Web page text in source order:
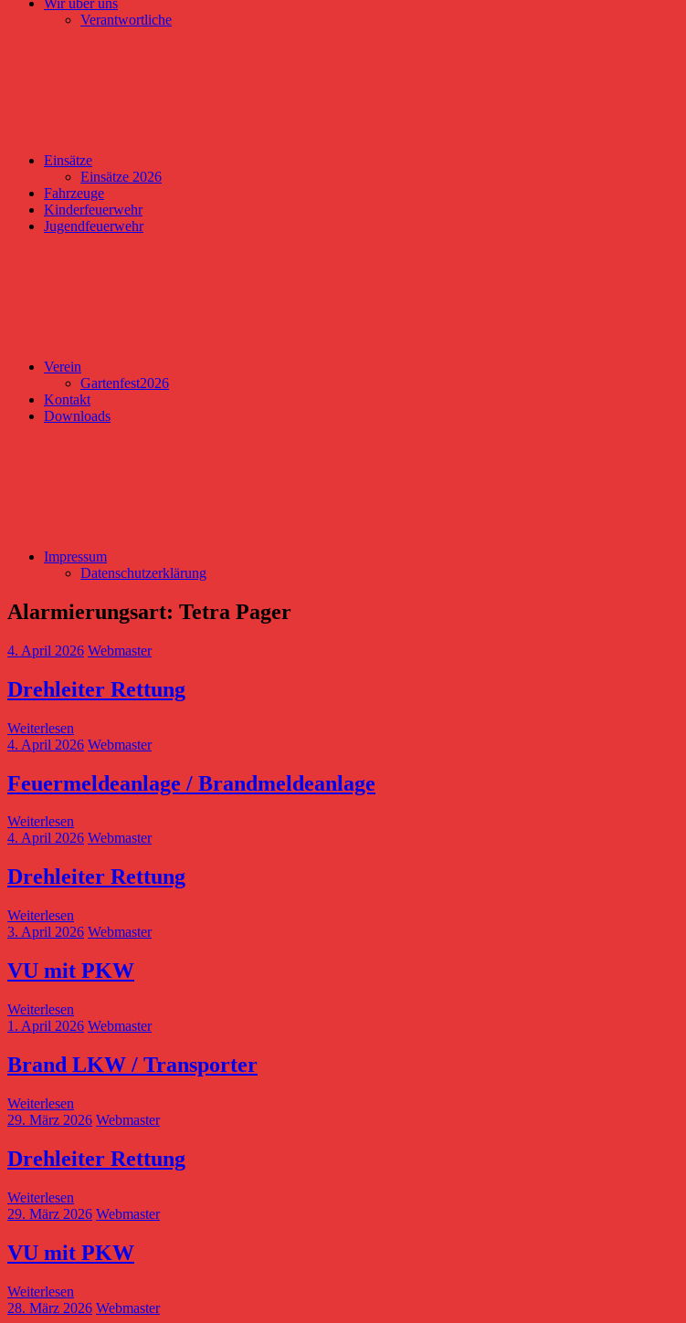
Wir über uns
Verantwortliche
Einsätze
Einsätze 2026
Fahrzeuge
Kinderfeuerwehr
Jugendfeuerwehr
Verein
Gartenfest2026
Kontakt
Downloads
Impressum
Datenschutzerklärung
Alarmierungsart: Tetra Pager
4. April 2026 Webmaster
Drehleiter Rettung
Weiterlesen
4. April 2026 Webmaster
Feuermeldeanlage / Brandmeldeanlage
Weiterlesen
4. April 2026 Webmaster
Drehleiter Rettung
Weiterlesen
3. April 2026 Webmaster
VU mit PKW
Weiterlesen
1. April 2026 Webmaster
Brand LKW / Transporter
Weiterlesen
29. März 2026 Webmaster
Drehleiter Rettung
Weiterlesen
29. März 2026 Webmaster
VU mit PKW
Weiterlesen
28. März 2026 Webmaster